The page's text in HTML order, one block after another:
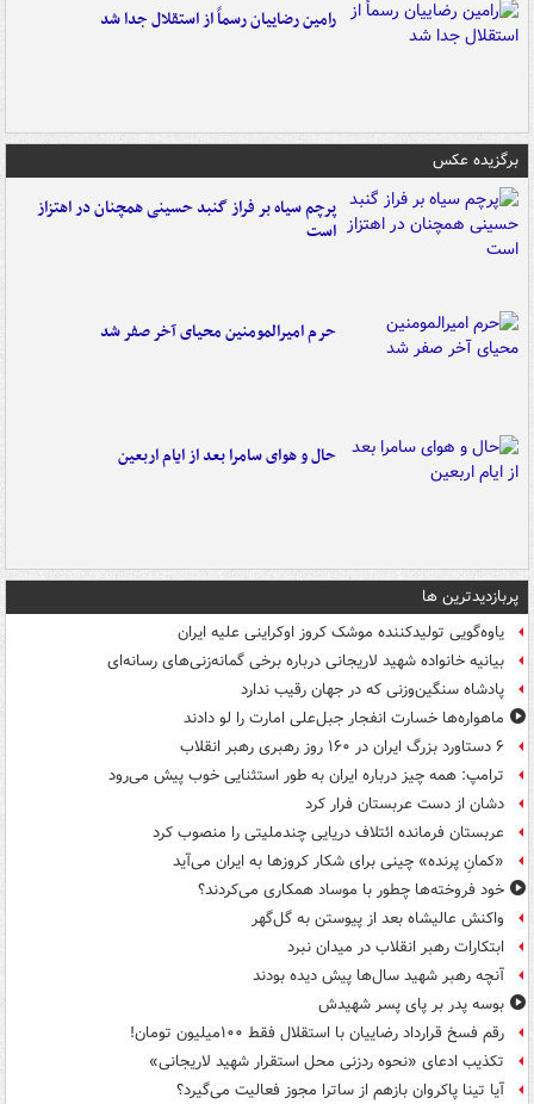
رامین رضاییان رسماً از استقلال جدا شد
برگزیده عکس
پرچم سیاه بر فراز گنبد حسینی همچنان در اهتزاز
است
حرم امیرالمومنین محیای آخر صفر شد
حال و هوای سامرا بعد از ایام اربعین
پربازدیدترین ها
یاوه‌گویی تولیدکننده موشک کروز اوکراینی علیه ایران
بیانیه خانواده شهید لاریجانی درباره برخی گمانه‌زنی‌های رسانه‌ای
پادشاه سنگین‌وزنی که در جهان رقیب ندارد
ماهواره‌ها خسارت انفجار جبل‌علی امارت را لو دادند
۶ دستاورد بزرگ ایران در ۱۶۰ روز رهبری رهبر انقلاب
ترامپ: همه چیز درباره ایران به طور استثنایی خوب پیش می‌رود
دشان از دست عربستان فرار کرد
عربستان فرمانده ائتلاف دریایی چندملیتی را منصوب کرد
«کمانِ پرنده» چینی برای شکار کروزها به ایران می‌آید
خود فروخته‌ها چطور با موساد همکاری می‌کردند؟
واکنش عالیشاه بعد از پیوستن به گل‌گهر
ابتکارات رهبر انقلاب در میدان نبرد
آنچه رهبر شهید سال‌ها پیش دیده بودند
بوسه‌ پدر بر پای پسر شهیدش
رقم فسخ قرارداد رضاییان با استقلال فقط ۱۰۰میلیون تومان!
تکذیب ادعای «نحوه ردزنی محل استقرار شهید لاریجانی»
آیا تینا پاکروان بازهم از ساترا مجوز فعالیت می‌گیرد؟